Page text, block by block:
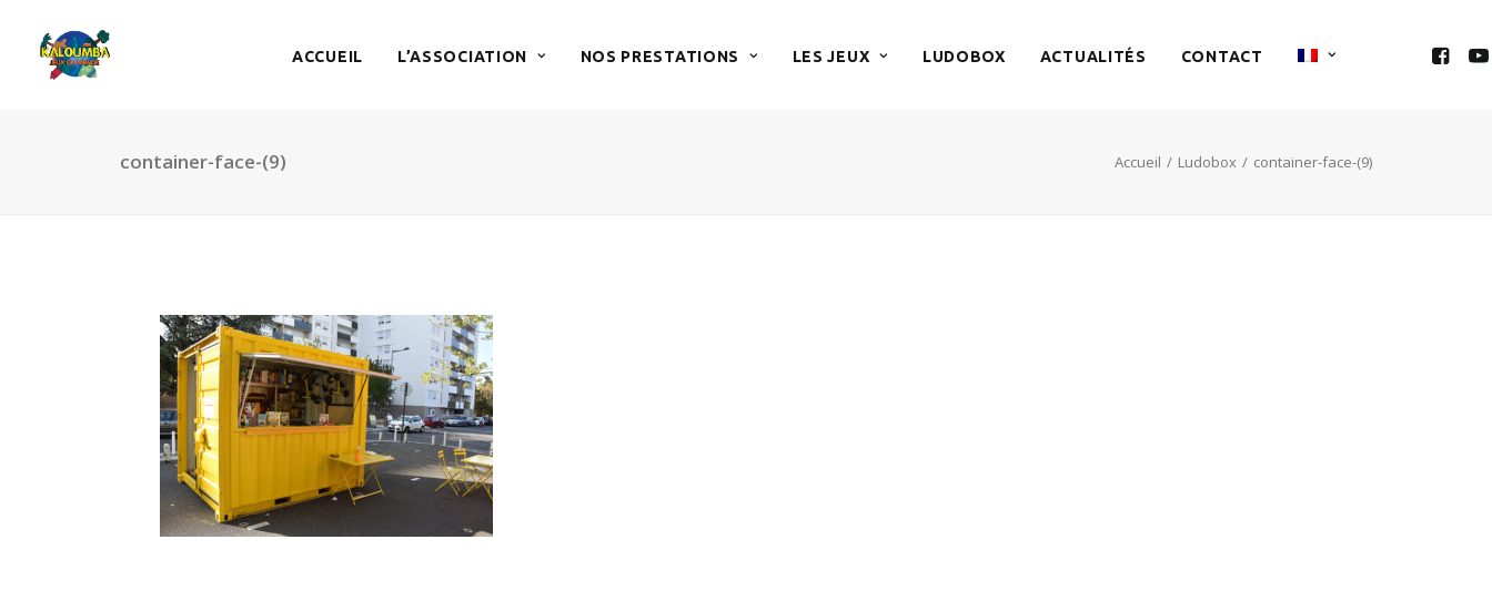
ACCUEIL L’ASSOCIATION NOS PRESTATIONS LES JEUX LUDOBOX ACTUALITÉS CONTACT
container-face-(9) Accueil Ludobox container-face-(9)